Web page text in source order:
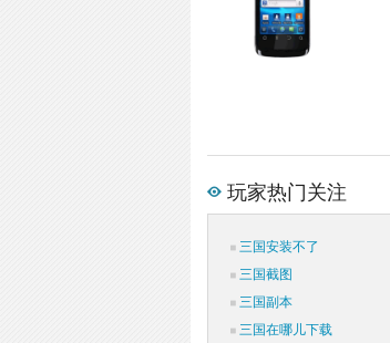
玩家热门关注
三国安装不了
三国截图
三国副本
三国在哪儿下载